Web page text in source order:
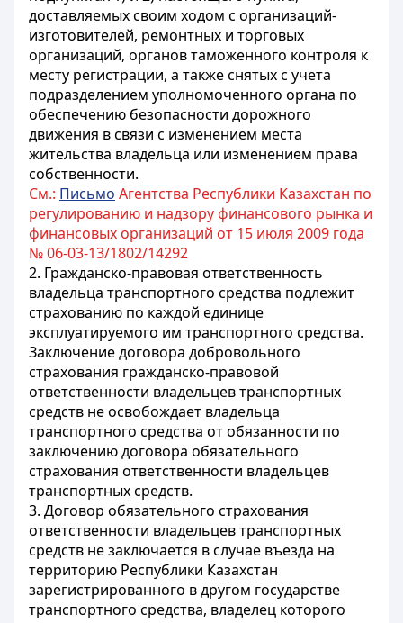
доставляемых своим ходом с организаций-
изготовителей, ремонтных и торговых
организаций, органов таможенного контроля к
месту регистрации, а также снятых с учета
подразделением уполномоченного органа по
обеспечению безопасности дорожного
движения в связи с изменением места
жительства владельца или изменением права
собственности.
См.: Письмо Агентства Республики Казахстан по
регулированию и надзору финансового рынка и
финансовых организаций от 15 июля 2009 года
№ 06-03-13/1802/14292
2. Гражданско-правовая ответственность
владельца транспортного средства подлежит
страхованию по каждой единице
эксплуатируемого им транспортного средства.
Заключение договора добровольного
страхования гражданско-правовой
ответственности владельцев транспортных
средств не освобождает владельца
транспортного средства от обязанности по
заключению договора обязательного
страхования ответственности владельцев
транспортных средств.
3. Договор обязательного страхования
ответственности владельцев транспортных
средств не заключается в случае въезда на
территорию Республики Казахстан
зарегистрированного в другом государстве
транспортного средства, владелец которого